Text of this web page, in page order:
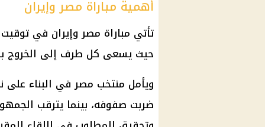
أهمية مباراة مصر وإيران
تأتي مباراة مصر وإيران في
حيث يسعى كل طرف إلى الخروج
ويأمل منتخب مصر في البناء على
ضربت صفوفه، بينما يترقب